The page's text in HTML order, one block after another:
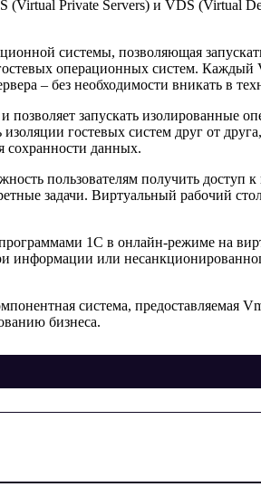
(Virtual Private Servers) и VDS (Virtual
системы, позволяющая
операционных систем.
– без необходимости вникать в
позволяет запускать
гостевых систем друг от
сохранности данных.
пользователям получить
задачи. Виртуальный рабочий
1C в онлайн-режиме на
информации или
система, предоставляемая
бизнеса.